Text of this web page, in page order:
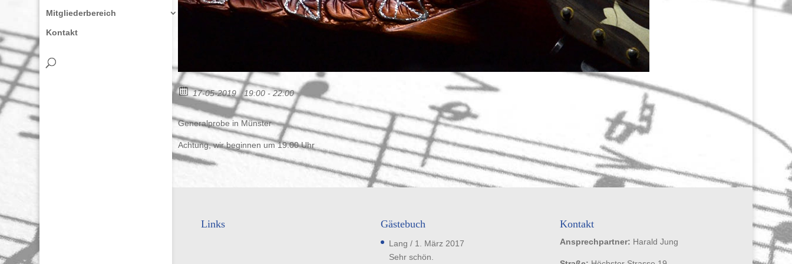
Mitgliederbereich
Kontakt
17-05-2019 19:00 - 22:00
Generalprobe in Münster
Achtung, wir beginnen um 19.00 Uhr
Links Gästebuch
Lang / 1. März 2017
Sehr schön.
Kontakt
Ansprechpartner: Harald Jung